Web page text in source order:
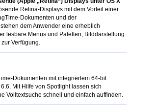
Retina-Displays mit dem Vorteil einer
Dokumenten und der
dem Anwender eine erheblich
lesbare Menüs und Paletten, Bilddarstellung
Verfügung.
Dokumenten mit integriertem 64-bit
Mit Hilfe von Spotlight lassen sich
Volltextsuche schnell und einfach auffinden.